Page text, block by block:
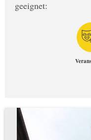
geeignet: